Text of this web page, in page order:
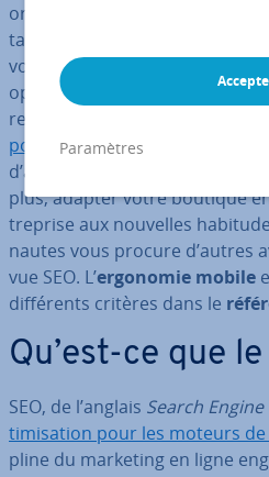
or­di­na­teurs. Cela apporte des
taires pour les ad­mi­nis­tra­teurs
vos produits et services soient
optimale et qu’ils soient bien
recherche, il convient donc
pour mobile. Le but premier
d’améliorer l’
plus, adapter votre boutique
tre­prise aux nouvelles
nautes vous procure d’autres
vue SEO. L’ergonomie mobile
dif­fé­rents critères dans le
Qu’est-ce que
SEO, de l’anglais Search
ti­mi­sa­tion pour les moteurs
pline du marketing en ligne
Paramètres